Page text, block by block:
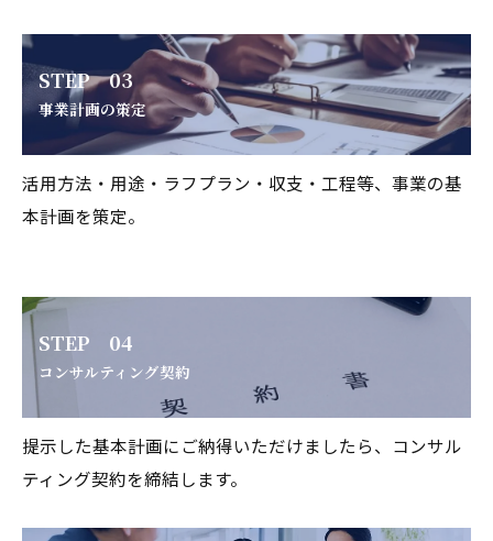
STEP 03
事業計画の策定
活用方法・用途・ラフプラン・収支・工程等、事業の基
本計画を策定。
STEP 04
コンサルティング契約
提示した基本計画にご納得いただけましたら、コンサル
ティング契約を締結します。